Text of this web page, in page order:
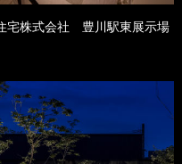
宅株式会社 豊川駅東展示場